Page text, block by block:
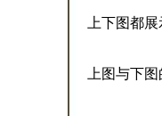
上下图都
上图与下